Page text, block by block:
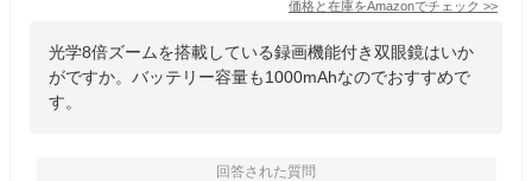
価格と在庫をAmazonでチェック >>
光学8倍ズームを搭載している録画機能付き双眼鏡はいか
がですか。バッテリー容量も1000mAhなのでおすすめで
す。
回答された質問